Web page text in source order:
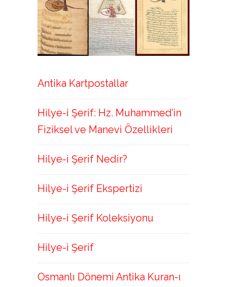
Antika Kartpostallar
Hilye-i Şerif: Hz. Muhammed’in
Fiziksel ve Manevi Özellikleri
Hilye-i Şerif Nedir?
Hilye-i Şerif Ekspertizi
Hilye-i Şerif Koleksiyonu
Hilye-i Şerif
Osmanlı Dönemi Antika Kuran-ı